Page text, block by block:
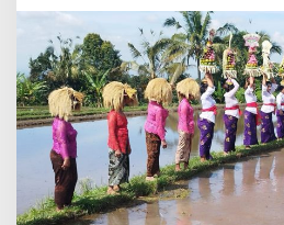
r
i
f
a
n
L
o
k
a
l
,